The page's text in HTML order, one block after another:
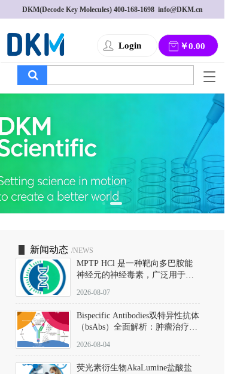
DKM(Decode Key Molecules) 400-168-1698
  info@DKM.cn
Login ￥0.00
T
g
g
l
a
v
i
g
a
新闻动态 /NEWS
MPTP HCl 是一种靶向多巴胺能
神经元的神经毒素，广泛用于构
以盐酸盐形式存在，可触发线粒
体介导的神经元凋亡。其经典应
用即为选择性损毁中脑黑质致密
部多巴胺能神经元，从而可靠模
拟帕金森病的核心病理与行为表
2026-08-07
Bispecific Antibodies双特异性抗体
（bsAbs）全面解析：肿瘤治疗的
2026-08-04
荧光素衍生物AkaLumine盐酸盐